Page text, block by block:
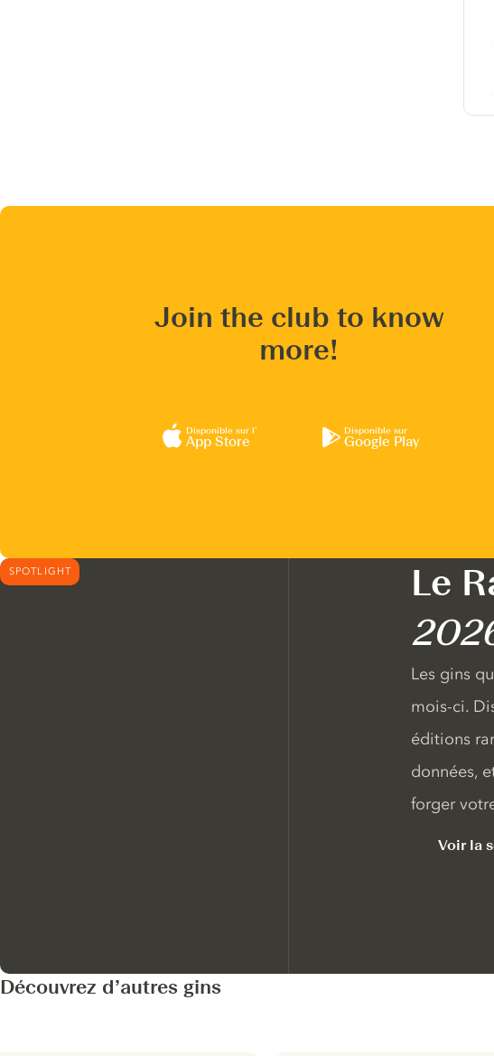
Join the club to know
more!
Disponible sur l’
App Store
Disponible sur
Google Play
SPOTLIGHT Le
Les gins
mois-ci.
éditions
données,
forger
Voir la
Découvrez d’autres gins